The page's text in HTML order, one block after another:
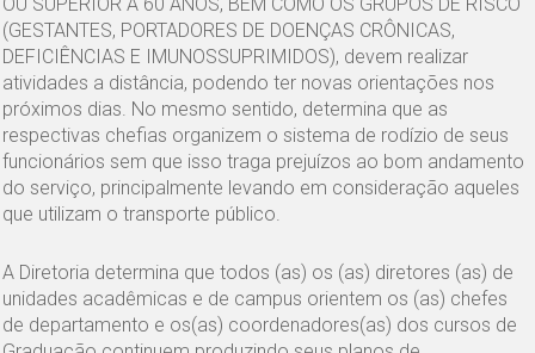
(GESTANTES, PORTADORES DE DOENÇAS CRÔNICAS,
DEFICIÊNCIAS E IMUNOSSUPRIMIDOS), devem realizar
atividades a distância, podendo ter novas orientações nos
próximos dias. No mesmo sentido, determina que as
respectivas chefias organizem o sistema de rodízio de seus
funcionários sem que isso traga prejuízos ao bom andamento
do serviço, principalmente levando em consideração aqueles
que utilizam o transporte público.
A Diretoria determina que todos (as) os (as) diretores (as) de
unidades acadêmicas e de campus orientem os (as) chefes
de departamento e os(as) coordenadores(as) dos cursos de